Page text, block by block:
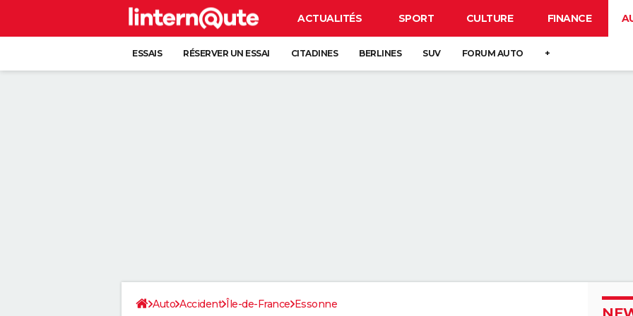
ACTUALITÉS SPORT CULTURE FINANCE
ESSAIS RÉSERVER UN ESSAI CITADINES BERLINES SUV FORUM AUTO +
Auto Accident Île-de-France Essonne